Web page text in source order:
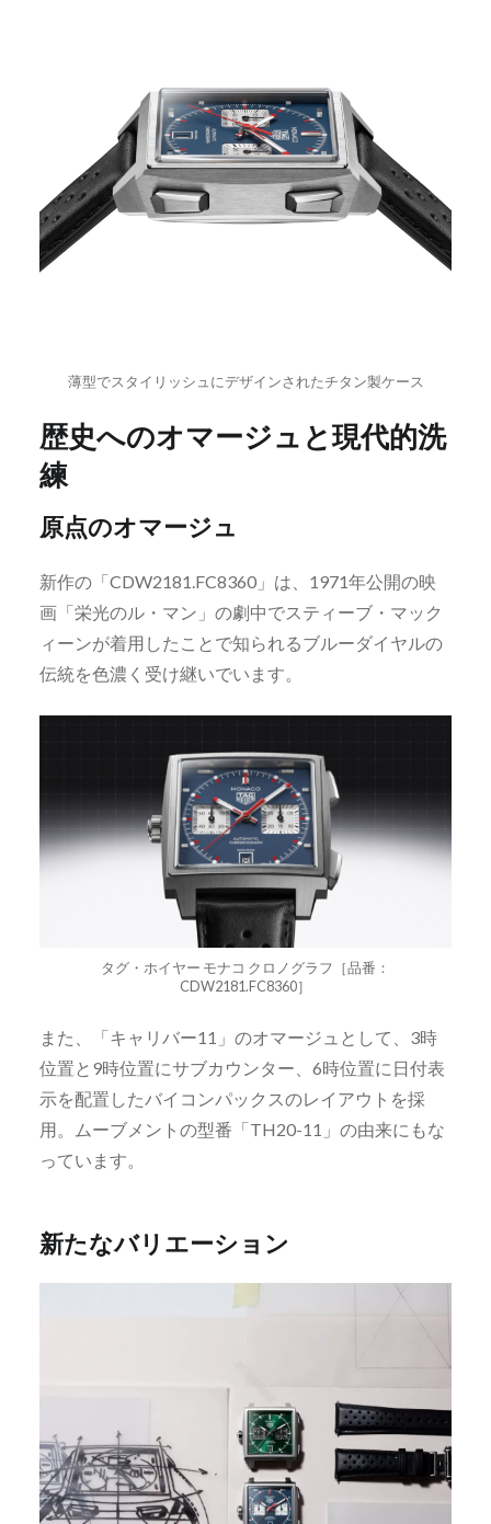
薄型でスタイリッシュにデザインされたチタン製ケース
歴史へのオマージュと現代的洗
練
原点のオマージュ
新作の「CDW2181.FC8360」は、1971年公開の映
画「栄光のル・マン」の劇中でスティーブ・マック
ィーンが着用したことで知られるブルーダイヤルの
伝統を色濃く受け継いでいます。
タグ・ホイヤー モナコ クロノグラフ［品番：
CDW2181.FC8360］
また、「キャリバー11」のオマージュとして、3時
位置と9時位置にサブカウンター、6時位置に日付表
示を配置したバイコンパックスのレイアウトを採
用。ムーブメントの型番「TH20-11」の由来にもな
っています。
新たなバリエーション